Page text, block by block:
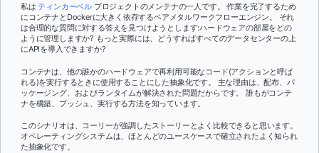
私はティンカーベル プロジェクトのメンテナの一人です。 作業を完了するため
にコンテナとDockerに大きく依存するベアメタルワークフローエンジン。 それ
は合理的な質問に対する答えを見つけようとします:ハードウェアの部屋をどの
ように管理しますか? もっと実際には、どうすればすべてのデータセンターの上
にAPIを導入できますか?
コンテナは、他の誰かのハードウェアで再利用可能なコード(アクションと呼ば
れる)を実行するときに使用することにした抽象化です。 主な理由は、配布、パ
ッケージング、およびランタイムが解決された問題だからです。 誰もがコンテ
ナを構築、プッシュ、実行する方法を知っています。
このシナリオは、コーリーが強調したストーリーとよく比較できると思います。
オペレーティングシステムは、ほとんどのユースケースで確立されたよく知られ
た抽象化です。